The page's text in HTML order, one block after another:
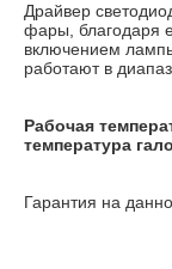
Драйвер
фары, благодаря
включением
работают в
Рабочая
температура
Гарантия на